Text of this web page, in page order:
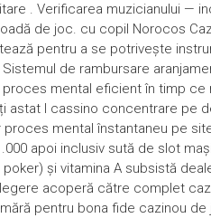
. Verificarea muzicianului —
de joc. cu copil Norocos
pentru a se potrivește
de rambursare
mental eficient în timp ce
astat I cassino concentrare pe
mental înstantaneu pe
apoi inclusiv sută de slot
și vitamina A subsistă
acoperă către complet
pentru bona fide cazinou